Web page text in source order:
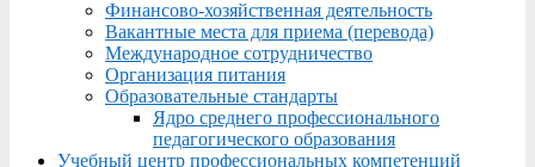
Финансово-хозяйственная деятельность
Вакантные места для приема (перевода)
Международное сотрудничество
Организация питания
Образовательные стандарты
Ядро среднего профессионального
педагогического образования
Учебный центр профессиональных компетенций